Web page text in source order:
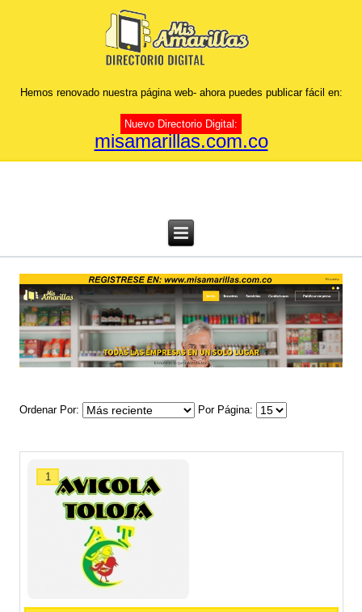
Hemos renovado nuestra página web- ahora puedes publicar fácil en:
Nuevo Directorio Digital:
misamarillas.com.co
Ordenar Por Por Página
1